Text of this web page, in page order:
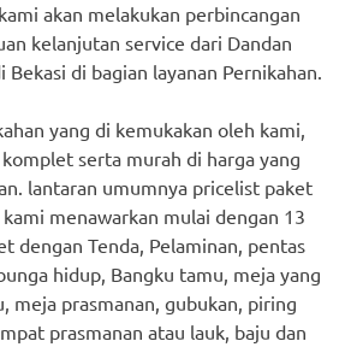
akan melakukan perbincangan
kelanjutan service dari Dandan
di bagian layanan Pernikahan.
yang di kemukakan oleh kami,
serta murah di harga yang
lantaran umumnya pricelist paket
menawarkan mulai dengan 13
dengan Tenda, Pelaminan, pentas
hidup, Bangku tamu, meja yang
meja prasmanan, gubukan, piring
prasmanan atau lauk, baju dan